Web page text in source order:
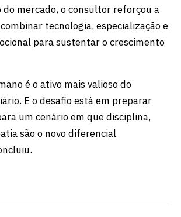
do mercado, o consultor reforçou a
tecnologia, especialização e
para sustentar o crescimento
é o ativo mais valioso do
E o desafio está em preparar
um cenário em que disciplina,
são o novo diferencial